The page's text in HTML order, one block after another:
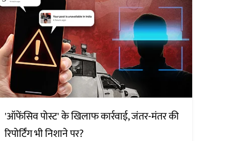
'ऑफेंसिव पोस्ट' के खिलाफ कार्रवाई, जंतर-मंतर की
रिपोर्टिंग भी निशाने पर?